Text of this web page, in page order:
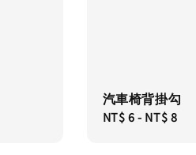
汽車椅背掛勾
Regular
NT$ 6- NT$ 8